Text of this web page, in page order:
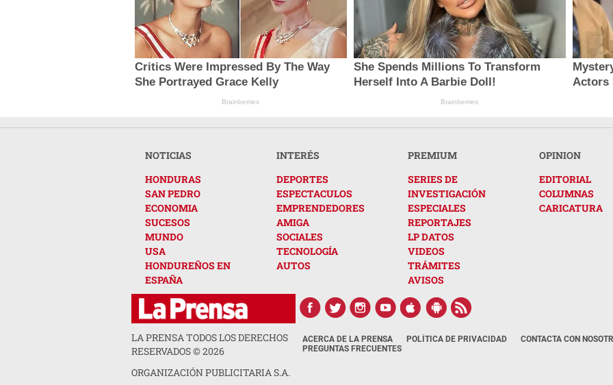
Critics Were Impressed By The Way
She Portrayed Grace Kelly
Brainberries
She Spends Millions To Transform
Herself Into A Barbie Doll!
Brainberries
Actors
NOTICIAS
HONDURAS
SAN PEDRO
ECONOMIA
SUCESOS
MUNDO
USA
HONDUREÑOS EN
ESPAÑA
INTERÉS
DEPORTES
ESPECTACULOS
EMPRENDEDORES
AMIGA
SOCIALES
TECNOLOGÍA
AUTOS
PREMIUM
SERIES DE
INVESTIGACIÓN
ESPECIALES
REPORTAJES
LP DATOS
VIDEOS
TRÁMITES
AVISOS
OPINION
EDITORIAL
COLUMNAS
CARICATURA
LA PRENSA TODOS LOS DERECHOS
RESERVADOS ©2026
ORGANIZACIÓN PUBLICITARIA S.A.
ACERCA DE LA PRENSA POLÍTICA DE PRIVACIDAD CONTACTA CON
PREGUNTAS FRECUENTES